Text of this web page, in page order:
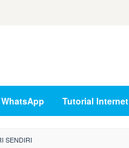
WhatsApp Tutorial Internet
SENDIRI